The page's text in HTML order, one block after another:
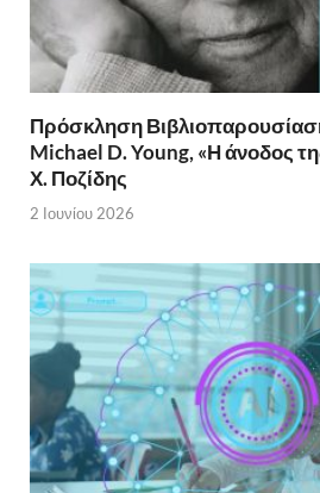
Πρόσκληση
Michael D. Young, «Η άνοδος
Χ. Ποζίδης
2 Ιουνίου 2026